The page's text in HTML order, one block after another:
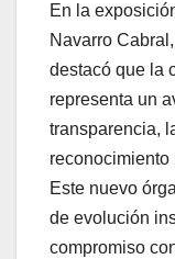
En la
Navarro
destacó que la
representa un
transparencia,
reconocimiento
Este nuevo
de evolución
compromiso